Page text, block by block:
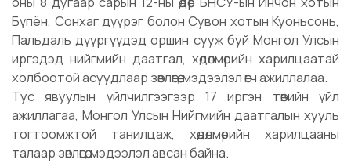
Бүпён, Сонхаг дүүрэг болон Сувон хотын Куоньсонь,
Пальдаль дүүргүүдэд оршин сууж буй Монгол Улсын
иргэдэд нийгмийн даатгал, хөдөлмөрийн харилцаатай
холбоотой асуудлаар зөвлөгөө, мэдээлэл өгч ажиллалаа.
Тус явуулын үйлчилгээгээр 17 иргэн төвийн үйл
ажиллагаа, Монгол Улсын Нийгмийн даатгалын хууль
тогтоомжтой танилцаж, хөдөлмөрийн харилцааны
талаар зөвлөгөө, мэдээлэл авсан байна.